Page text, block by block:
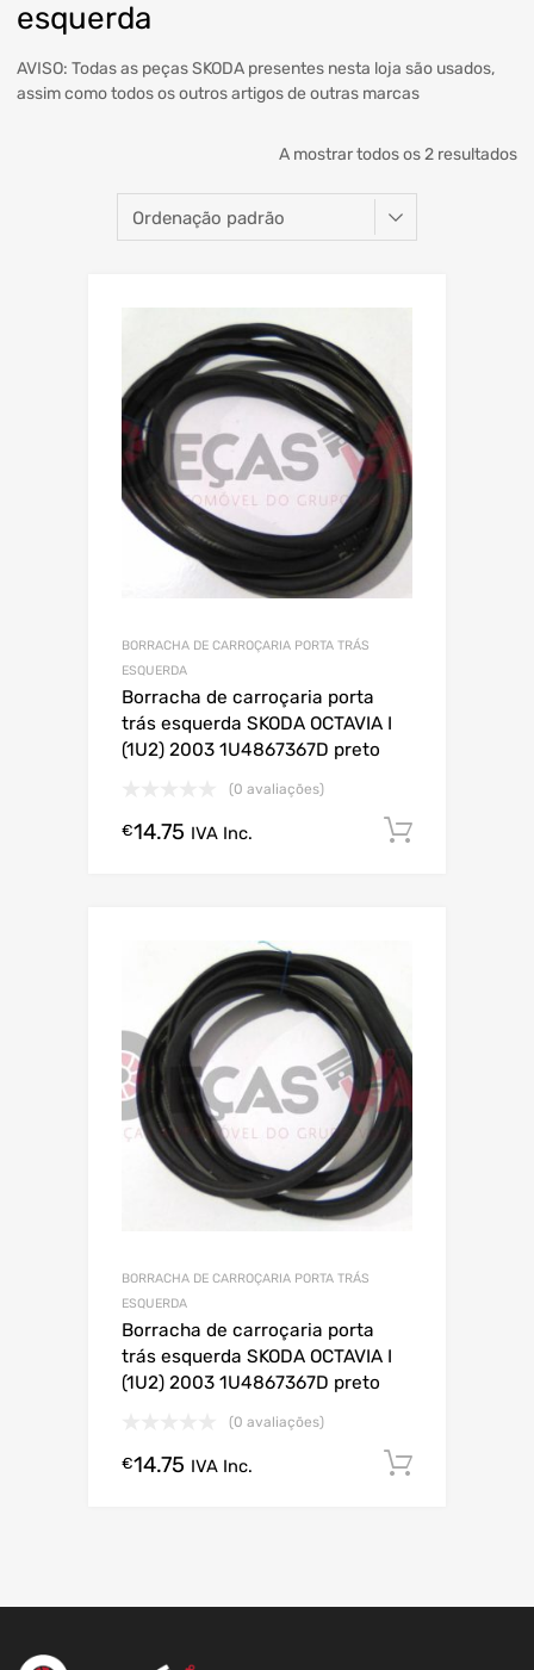
esquerda
AVISO: Todas as peças SKODA presentes nesta loja são usados,
assim como todos os outros artigos de outras marcas
A mostrar todos os 2 resultados
BORRACHA DE CARROÇARIA PORTA TRÁS
ESQUERDA
Borracha de carroçaria porta
trás esquerda SKODA OCTAVIA I
(1U2) 2003 1U4867367D preto
(0 avaliações)
€14.75 IVA Inc.
BORRACHA DE CARROÇARIA PORTA TRÁS
ESQUERDA
Borracha de carroçaria porta
trás esquerda SKODA OCTAVIA I
(1U2) 2003 1U4867367D preto
(0 avaliações)
€14.75 IVA Inc.